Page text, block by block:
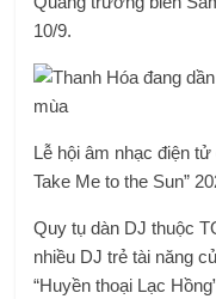
10/9.
Lễ hội âm nhạc điện
Take Me to the Sun”
Quy tụ dàn DJ thuộc
nhiều DJ trẻ tài năng
“Huyền thoại Lạc